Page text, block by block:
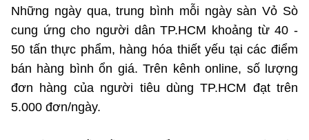
©2025 Bản quyền thuộc Bộ Khoa Học và Công Nghệ
(Ghi rõ nguồn "https://mst.gov.vn" khi phát hành lại thông tin
từ website này)
Những ngày qua, trung bình mỗi ngày sàn Vỏ Sò
cung ứng cho người dân TP.HCM khoảng từ 40 -
50 tấn thực phẩm, hàng hóa thiết yếu tại các điểm
bán hàng bình ổn giá. Trên kênh online, số lượng
đơn hàng của người tiêu dùng TP.HCM đạt trên
5.000 đơn/ngày.